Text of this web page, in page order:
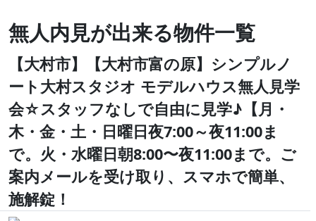
無人内見が出来る物件一覧
【大村市】【大村市富の原】シンプルノ
ート大村スタジオ モデルハウス無人見学
会☆スタッフなしで自由に見学♪【月・
木・金・土・日曜日夜7:00～夜11:00ま
で。火・水曜日朝8:00〜夜11:00まで。ご
案内メールを受け取り、スマホで簡単、
施解錠！